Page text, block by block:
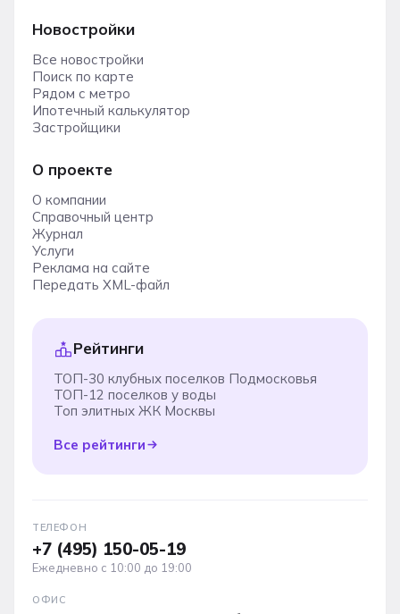
Новостройки
Все новостройки
Поиск по карте
Рядом с метро
Ипотечный калькулятор
Застройщики
О проекте
О компании
Справочный центр
Журнал
Услуги
Реклама на сайте
Передать XML-файл
Рейтинги
ТОП-30 клубных поселков Подмосковья
ТОП-12 поселков у воды
Топ элитных ЖК Москвы
Все рейтинги
ТЕЛЕФОН
+7 (495) 150-05-19
Ежедневно с 10:00 до 19:00
ОФИС